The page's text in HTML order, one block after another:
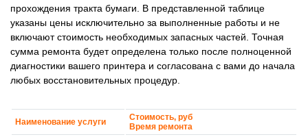
прохождения тракта бумаги. В представленной таблице
указаны цены исключительно за выполненные работы и не
включают стоимость необходимых запасных частей. Точная
сумма ремонта будет определена только после полноценной
диагностики вашего принтера и согласована с вами до начала
любых восстановительных процедур.
Наименование услуги
Стоимость, руб
Время ремонта